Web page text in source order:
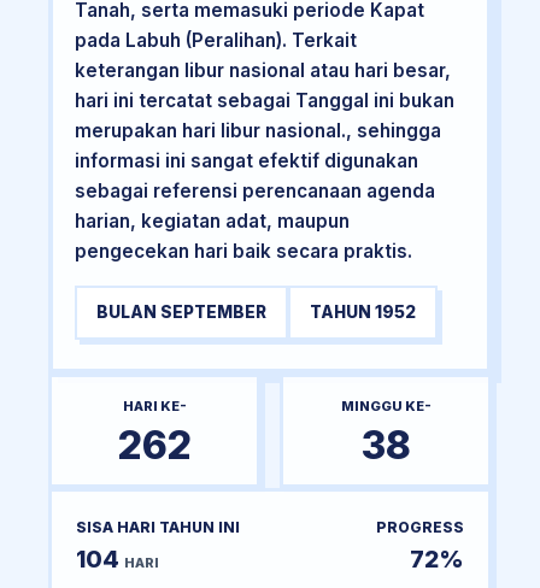
Tanah, serta memasuki periode Kapat
pada Labuh (Peralihan). Terkait
keterangan libur nasional atau hari besar,
hari ini tercatat sebagai Tanggal ini bukan
merupakan hari libur nasional., sehingga
informasi ini sangat efektif digunakan
sebagai referensi perencanaan agenda
harian, kegiatan adat, maupun
pengecekan hari baik secara praktis.
BULAN SEPTEMBER TAHUN 1952
HARI KE-
262
MINGGU KE-
38
SISA HARI TAHUN INI
104 HARI
PROGRESS
72%